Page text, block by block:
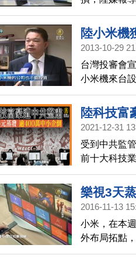
實施正常的
10％。而根
人左右，外
陸小米機
2013-10-29
台灣投審會
小米機來台
的網路服務
售業務。
陸科技富
倒
2021-12-31
受到中共監
前十大科技
商拼多多創
樂視3天
2016-11-13
小米，在本
外布局拓點
侵蝕，跌出